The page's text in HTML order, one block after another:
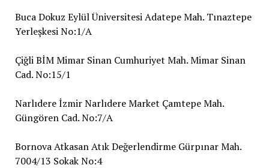
Buca Dokuz Eylül Üniversitesi Adatepe Mah. Tınaztepe
Yerleşkesi No:1/A
Çiğli BİM Mimar Sinan Cumhuriyet Mah. Mimar Sinan
Cad. No:15/1
Narlıdere İzmir Narlıdere Market Çamtepe Mah.
Güngören Cad. No:7/A
Bornova Atkasan Atık Değerlendirme Gürpınar Mah.
7004/13 Sokak No:4